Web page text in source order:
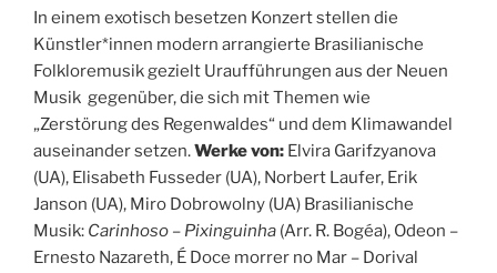
In einem exotisch besetzen Konzert stellen die
Künstler*innen modern arrangierte Brasilianische
Folkloremusik gezielt Uraufführungen aus der Neuen
Musik gegenüber, die sich mit Themen wie
„Zerstörung des Regenwaldes“ und dem Klimawandel
auseinander setzen.Werke von: Elvira Garifzyanova
(UA), Elisabeth Fusseder (UA), Norbert Laufer, Erik
Janson (UA), Miro Dobrowolny (UA) Brasilianische
Musik: Carinhoso – Pixinguinha (Arr. R. Bogéa), Odeon –
Ernesto Nazareth, É Doce morrer no Mar – Dorival